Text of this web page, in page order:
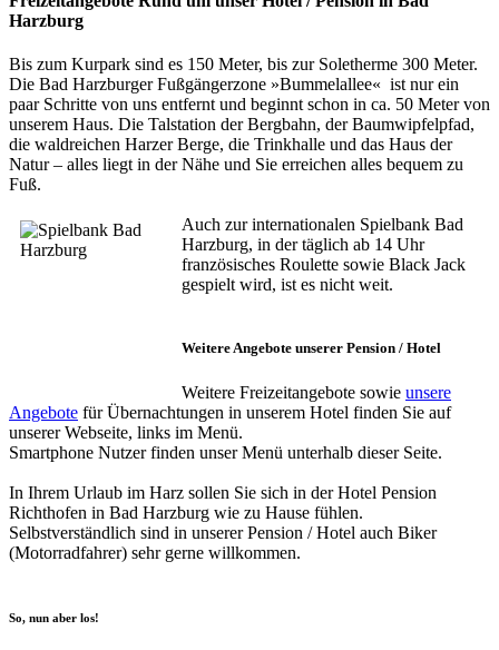
Harzburg
Bis zum Kurpark sind es 150 Meter, bis zur Soletherme 300 Meter.
Die Bad Harzburger Fußgängerzone »Bummelallee« ist nur ein
paar Schritte von uns entfernt und beginnt schon in ca. 50 Meter von
unserem Haus. Die Talstation der Bergbahn, der Baumwipfelpfad,
die waldreichen Harzer Berge, die Trinkhalle und das Haus der
Natur – alles liegt in der Nähe und Sie erreichen alles bequem zu
Fuß.
Auch zur internationalen Spielbank Bad
Harzburg, in der täglich ab 14 Uhr
französisches Roulette sowie Black Jack
gespielt wird, ist es nicht weit.
Weitere Angebote unserer Pension / Hotel
Weitere Freizeitangebote sowie unsere
Angebote für Übernachtungen in unserem Hotel finden Sie auf
unserer Webseite, links im Menü.
Smartphone Nutzer finden unser Menü unterhalb dieser Seite.
In Ihrem Urlaub im Harz sollen Sie sich in der Hotel Pension
Richthofen in Bad Harzburg wie zu Hause fühlen.
Selbstverständlich sind in unserer Pension / Hotel auch Biker
(Motorradfahrer) sehr gerne willkommen.
So, nun aber los!